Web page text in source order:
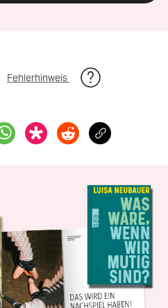
Fehlerhinweis